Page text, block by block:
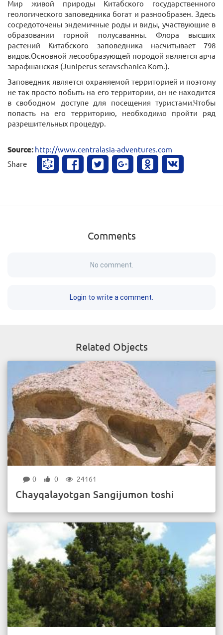
Мир живой природы Китабского государственного
геологического заповедника богат и разнообразен. Здесь
сосредоточены эндемичные роды и виды, участвующие в
образовании горной полусаванны. Флора высших
растений Китабского заповедника насчитывает 798
видов.Основной лесообразующей породой является арча
зарафшанская (Juniperus seravschanica Kom.).
Заповедник является охраняемой территорией и поэтому
не так просто побыть на его территории, он не находится
в свободном доступе для посещения туристами.Чтобы
попасть на его территорию, необходимо пройти ряд
разрешительных процедур.
Source: http://www.centralasia-adventures.com
Share
Comments
No comment.
Login to write a comment.
Related Objects
0 0 24161
Chayqalayotgan Sangijumоn toshi